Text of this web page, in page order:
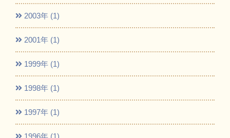
2003年 (1)
2001年 (1)
1999年 (1)
1998年 (1)
1997年 (1)
1996年 (1)